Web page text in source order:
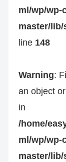
ml/wp/wp-
master/
line 148
Warning:
an object
in
/home/
ml/wp/wp-
master/